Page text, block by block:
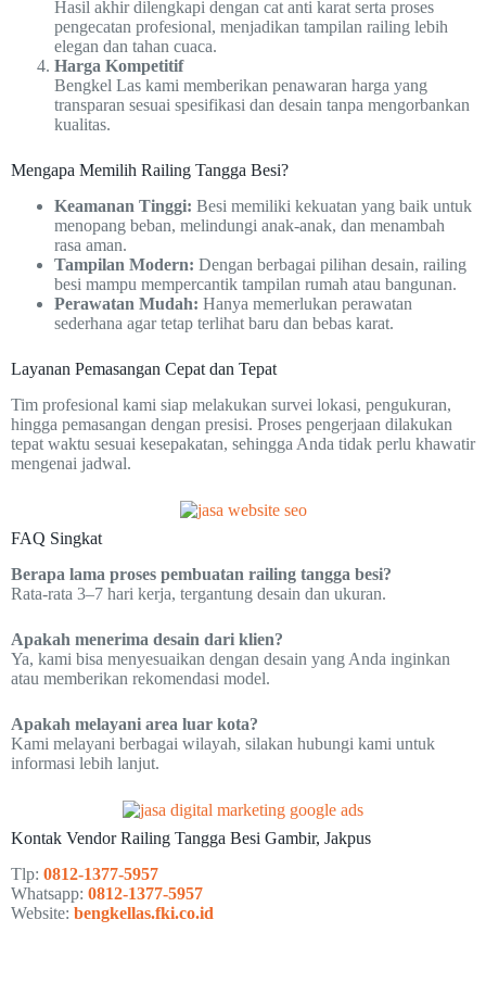
Hasil akhir dilengkapi dengan cat anti karat serta proses
pengecatan profesional, menjadikan tampilan railing lebih
elegan dan tahan cuaca.
Harga Kompetitif
Bengkel Las kami memberikan penawaran harga yang
transparan sesuai spesifikasi dan desain tanpa mengorbankan
kualitas.
Mengapa Memilih Railing Tangga Besi?
Keamanan Tinggi: Besi memiliki kekuatan yang baik untuk
menopang beban, melindungi anak-anak, dan menambah
rasa aman.
Tampilan Modern: Dengan berbagai pilihan desain, railing
besi mampu mempercantik tampilan rumah atau bangunan.
Perawatan Mudah: Hanya memerlukan perawatan
sederhana agar tetap terlihat baru dan bebas karat.
Layanan Pemasangan Cepat dan Tepat
Tim profesional kami siap melakukan survei lokasi, pengukuran,
hingga pemasangan dengan presisi. Proses pengerjaan dilakukan
tepat waktu sesuai kesepakatan, sehingga Anda tidak perlu khawatir
mengenai jadwal.
FAQ Singkat
Berapa lama proses pembuatan railing tangga besi?
Rata-rata 3–7 hari kerja, tergantung desain dan ukuran.
Apakah menerima desain dari klien?
Ya, kami bisa menyesuaikan dengan desain yang Anda inginkan
atau memberikan rekomendasi model.
Apakah melayani area luar kota?
Kami melayani berbagai wilayah, silakan hubungi kami untuk
informasi lebih lanjut.
Kontak Vendor Railing Tangga Besi Gambir, Jakpus
Tlp: 0812-1377-5957
Whatsapp: 0812-1377-5957
Website: bengkellas.fki.co.id